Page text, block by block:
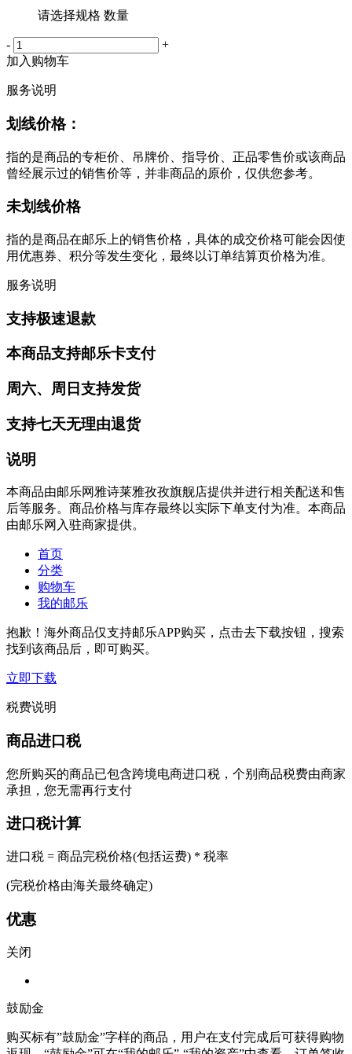
请选择规格 数量
-
+
加入购物车
服务说明
划线价格：
指的是商品的专柜价、吊牌价、指导价、正品零售价或该商品
曾经展示过的销售价等，并非商品的原价，仅供您参考。
未划线价格
指的是商品在邮乐上的销售价格，具体的成交价格可能会因使
用优惠券、积分等发生变化，最终以订单结算页价格为准。
服务说明
支持极速退款
本商品支持邮乐卡支付
周六、周日支持发货
支持七天无理由退货
说明
本商品由邮乐网雅诗莱雅孜孜旗舰店提供并进行相关配送和售
后等服务。商品价格与库存最终以实际下单支付为准。本商品
由邮乐网入驻商家提供。
首页
分类
购物车
我的邮乐
抱歉！海外商品仅支持邮乐APP购买，点击去下载按钮，搜索
找到该商品后，即可购买。
立即下载
税费说明
商品进口税
您所购买的商品已包含跨境电商进口税，个别商品税费由商家
承担，您无需再行支付
进口税计算
进口税 = 商品完税价格(包括运费) * 税率
(完税价格由海关最终确定)
优惠
关闭
鼓励金
购买标有”鼓励金”字样的商品，用户在支付完成后可获得购物